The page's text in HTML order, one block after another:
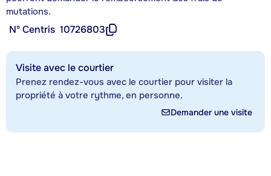
mutations.
Nº Centris 10726803
Visite avec le courtier
Prenez rendez-vous avec le courtier pour visiter la
propriété à votre rythme, en personne.
Demander une visite